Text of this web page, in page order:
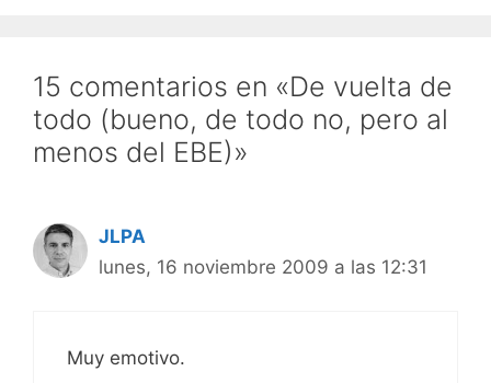
15 comentarios en «De vuelta de
todo (bueno, de todo no, pero al
menos del EBE)»
JLPA
lunes, 16 noviembre 2009 a las 12:31
Muy emotivo.